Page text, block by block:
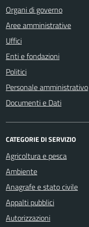
Organi di governo
Aree amministrative
Uffici
Enti e fondazioni
Politici
Personale amministrativo
Documenti e Dati
CATEGORIE DI SERVIZIO
Agricoltura e pesca
Ambiente
Anagrafe e stato civile
Appalti pubblici
Autorizzazioni